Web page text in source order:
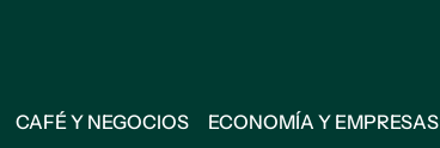
CAFÉ Y NEGOCIOS ECONOMÍA Y EMPRESAS